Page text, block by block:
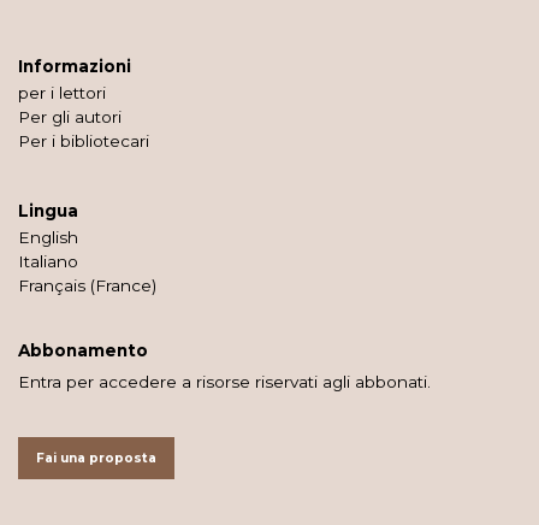
Informazioni
per i lettori
Per gli autori
Per i bibliotecari
Lingua
English
Italiano
Français (France)
Abbonamento
Entra per accedere a risorse riservati agli abbonati.
Fai una proposta